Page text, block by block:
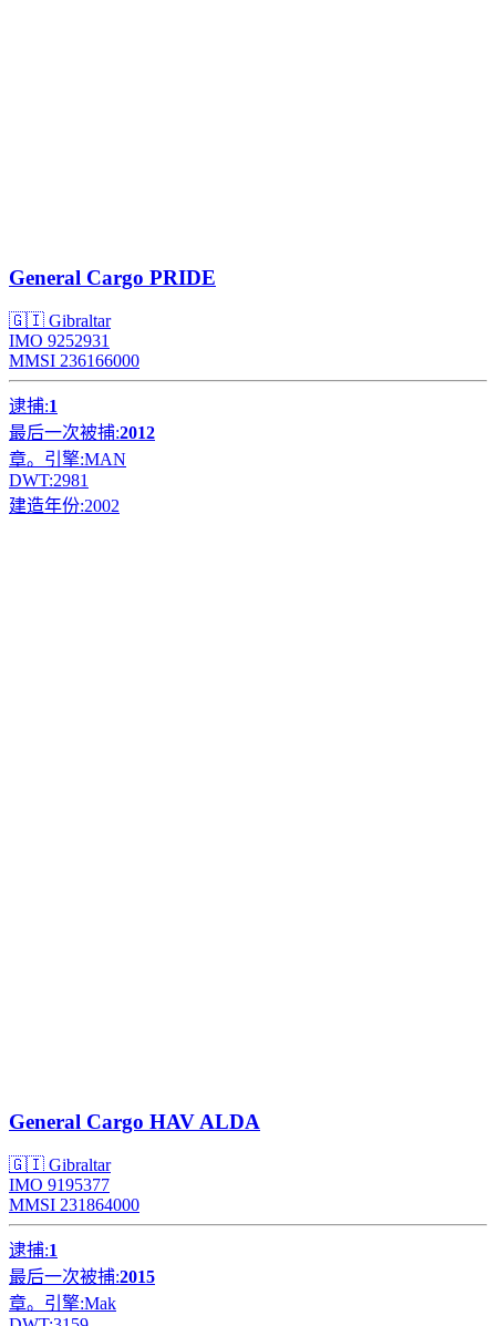
General Cargo PRIDE
🇬🇮 Gibraltar
IMO 9252931
MMSI 236166000
逮捕:1
最后一次被捕:2012
章。引擎:MAN
DWT:2981
建造年份:2002
General Cargo HAV ALDA
🇬🇮 Gibraltar
IMO 9195377
MMSI 231864000
逮捕:1
最后一次被捕:2015
章。引擎:Mak